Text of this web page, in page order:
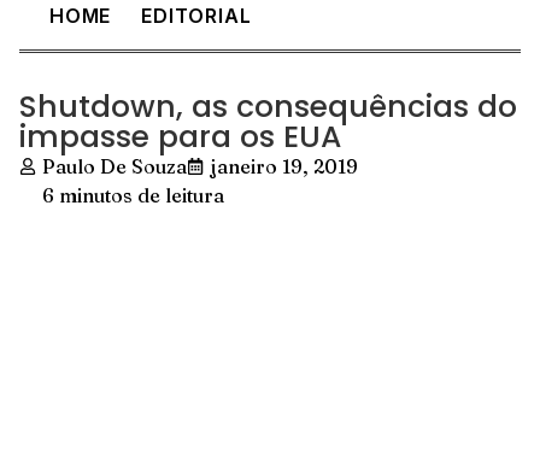
HOME EDITORIAL
Shutdown, as consequências do
impasse para os EUA
Paulo De Souza
janeiro 19, 2019
6 minutos de leitura